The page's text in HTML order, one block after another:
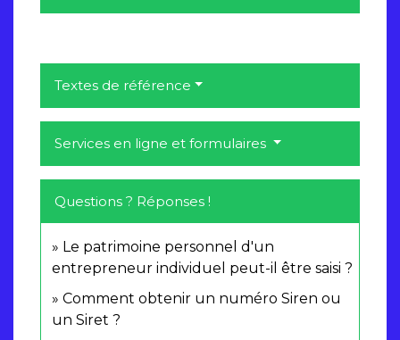
Textes de référence
Services en ligne et formulaires
Questions ? Réponses !
Le patrimoine personnel d'un
entrepreneur individuel peut-il être saisi ?
Comment obtenir un numéro Siren ou
un Siret ?